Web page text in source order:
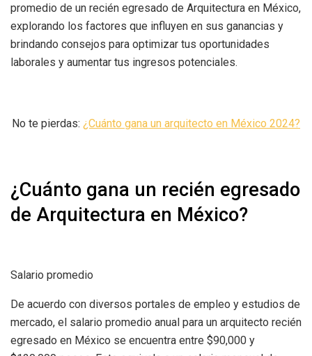
promedio de un recién egresado de Arquitectura en México,
explorando los factores que influyen en sus ganancias y
brindando consejos para optimizar tus oportunidades
laborales y aumentar tus ingresos potenciales.
No te pierdas: ¿Cuánto gana un arquitecto en México 2024?
¿Cuánto gana un recién egresado
de Arquitectura en México?
Salario promedio
De acuerdo con diversos portales de empleo y estudios de
mercado, el salario promedio anual para un arquitecto recién
egresado en México se encuentra entre $90,000 y